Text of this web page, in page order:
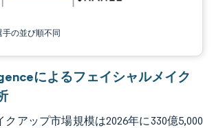
の並び順不同
によるフェイシャルメイク
アップ市場規模は2026年に330億5,000